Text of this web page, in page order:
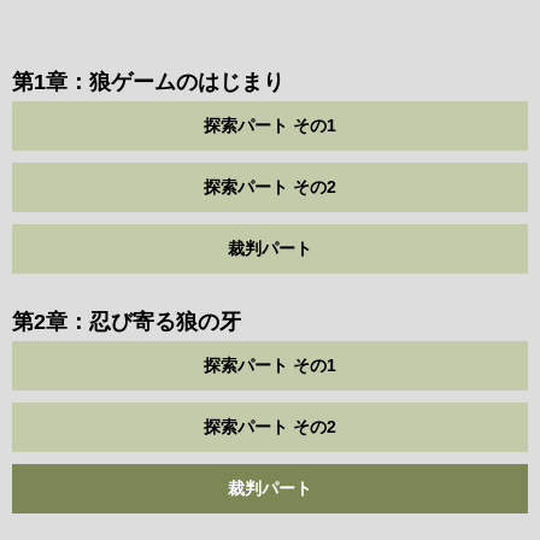
第1章：狼ゲームのはじまり
探索パート その1
探索パート その2
裁判パート
第2章：忍び寄る狼の牙
探索パート その1
探索パート その2
裁判パート